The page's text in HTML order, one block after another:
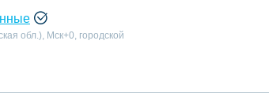
обл.), Мск+0, городской